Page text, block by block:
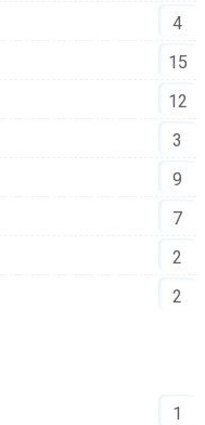
4
15
12
3
9
7
2
2
1